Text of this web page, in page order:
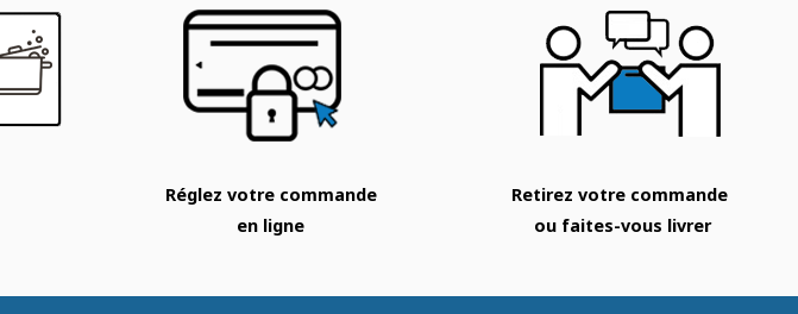
Réglez votre commande
en ligne
Retirez votre commande
ou faites-vous livrer